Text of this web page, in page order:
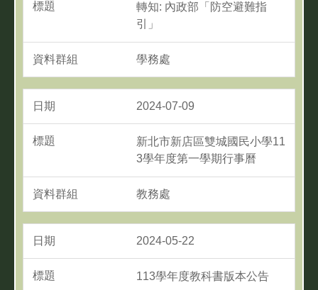
轉知: 內政部「防空避難指
引」
學務處
2024-07-09
新北市新店區雙城國民小學11
3學年度第一學期行事曆
教務處
2024-05-22
113學年度教科書版本公告